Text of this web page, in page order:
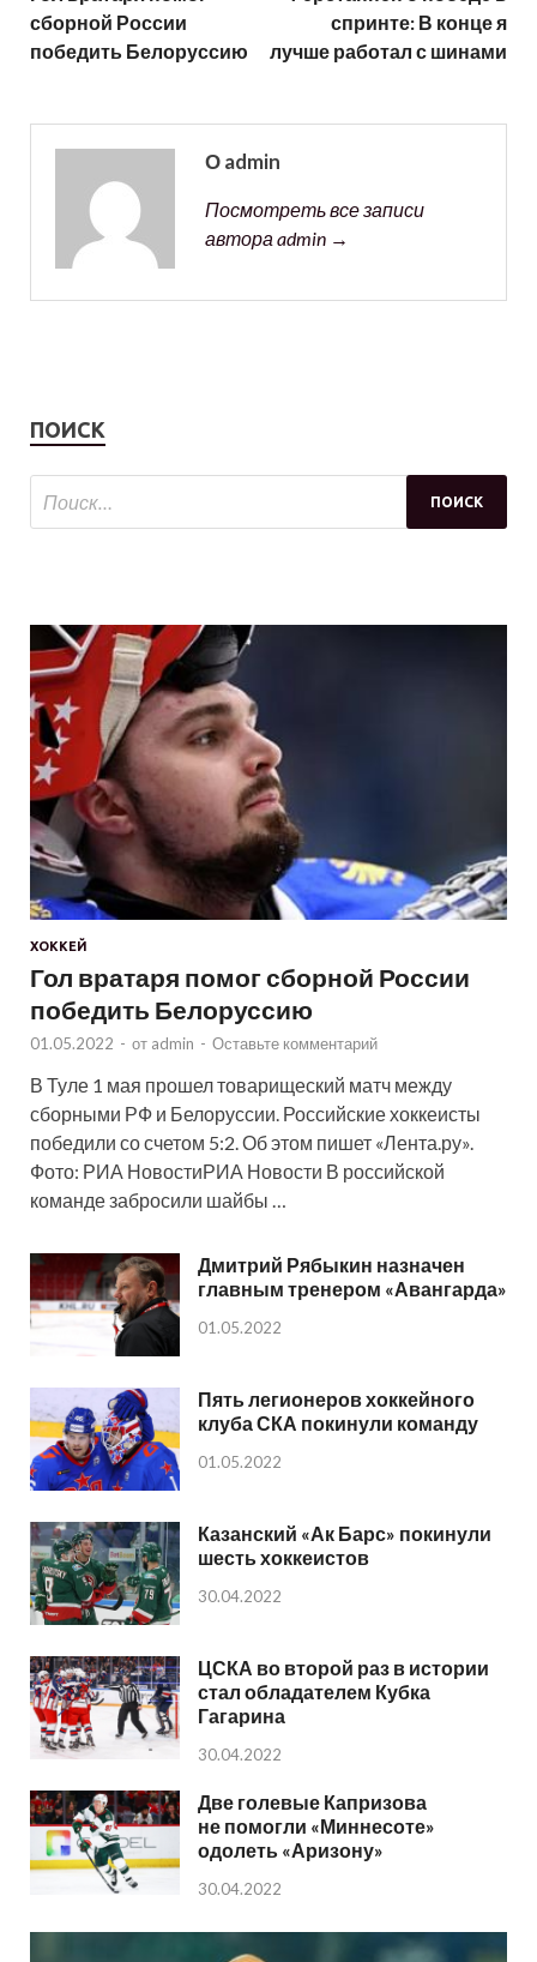
сборной России
победить Белоруссию
спринте: В конце я
лучше работал с шинами
О admin
Посмотреть все записи
автора admin →
ПОИСК
ХОККЕЙ
Гол вратаря помог сборной России
победить Белоруссию
01.05.2022 - от admin - Оставьте комментарий
В Туле 1 мая прошел товарищеский матч между
сборными РФ и Белоруссии. Российские хоккеисты
победили со счетом 5:2. Об этом пишет «Лента.ру».
Фото: РИА НовостиРИА Новости В российской
команде забросили шайбы …
Дмитрий Рябыкин назначен
главным тренером «Авангарда»
01.05.2022
Пять легионеров хоккейного
клуба СКА покинули команду
01.05.2022
Казанский «Ак Барс» покинули
шесть хоккеистов
30.04.2022
ЦСКА во второй раз в истории
стал обладателем Кубка
Гагарина
30.04.2022
Две голевые Капризова
не помогли «Миннесоте»
одолеть «Аризону»
30.04.2022